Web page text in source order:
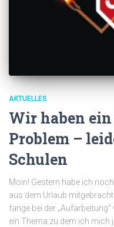
AKTUELLES
Wir haben ein
Problem –
Schulen
Moin! Gestern habe ich
aus dem Urlaub
fange bei der
ein Thema zu dem ich mich